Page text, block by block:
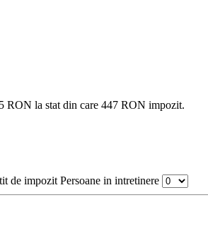
RON la stat din care 447 RON impozit.
de impozit Persoane in intretinere